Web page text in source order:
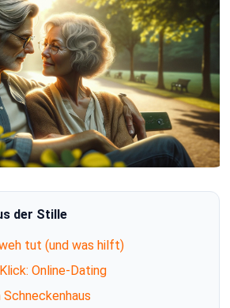
der Stille
tut (und was hilft)
Online-Dating
Schneckenhaus